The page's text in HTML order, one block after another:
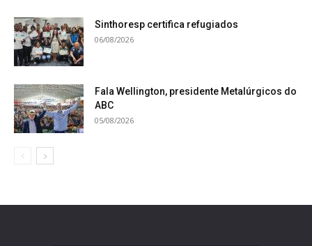
Sinthoresp certifica refugiados
06/08/2026
Fala Wellington, presidente Metalúrgicos do
ABC
05/08/2026